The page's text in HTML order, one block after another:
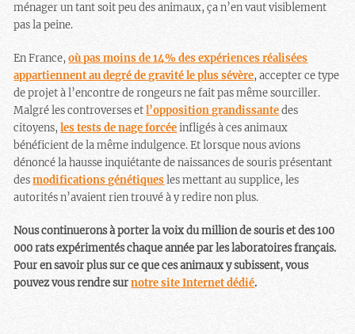
ménager un tant soit peu des animaux, ça n’en vaut visiblement
pas la peine.
En France,où pas moins de 14% des expériences réalisées
appartiennent au degré de gravité le plus sévère, accepter ce type
de projet à l’encontre de rongeurs ne fait pas même sourciller.
Malgré les controverses etl’opposition grandissantedes
citoyens,les tests de nage forcéeinfligés à ces animaux
bénéficient de la même indulgence. Et lorsque nous avions
dénoncé la hausse inquiétante de naissances de souris présentant
desmodifications génétiquesles mettant au supplice, les
autorités n’avaient rien trouvé à y redire non plus.
Nous continuerons à porter la voix du million de souris et des 100
000 rats expérimentés chaque année par les laboratoires français.
Pour en savoir plus sur ce que ces animaux y subissent, vous
pouvez vous rendre surnotre site Internet dédié.